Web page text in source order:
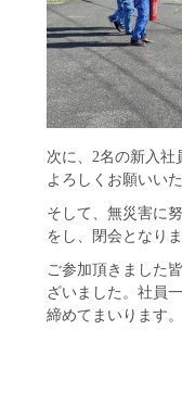
次に、2名の新入
よろしくお願いいた
そして、無災害に
をし、閉会となりま
ご参加頂きました
ざいました。社員
締めてまいります